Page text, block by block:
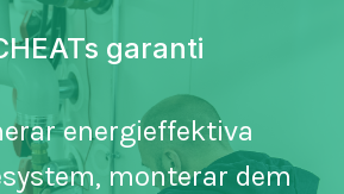
garanti
energieffektiva
monterar dem